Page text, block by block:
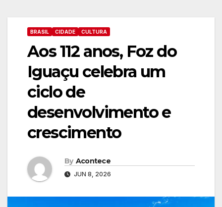
BRASIL CIDADE CULTURA
Aos 112 anos, Foz do
Iguaçu celebra um
ciclo de
desenvolvimento e
crescimento
By Acontece
JUN 8, 2026